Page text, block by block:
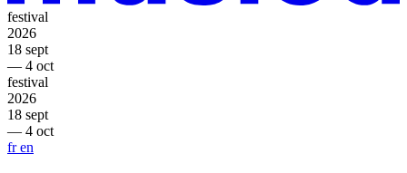
festival
2026
18 sept
— 4 oct
festival
2026
18 sept
— 4 oct
fren